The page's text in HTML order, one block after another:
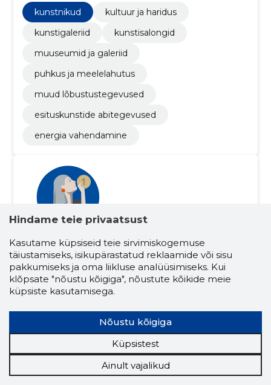
kunstnikud
kultuur ja haridus
kunstigaleriid
kunstisalongid
muuseumid ja galeriid
puhkus ja meelelahutus
muud lõbustustegevused
esituskunstide abitegevused
energia vahendamine
Kerstin Raidma
(s. 15.10.1976)
Juhatuse liige Osanik
Seotud ettevõtete skoorid
Krediidiskoor: ...
...
Aktiivseid ettevõtteid: 5
Ettevõtluskogemus (aastaid): 20
Hindame teie privaatsust
Kasutame küpsiseid teie sirvimiskogemuse
täiustamiseks, isikupärastatud reklaamide või sisu
pakkumiseks ja oma liikluse analüüsimiseks. Kui
klõpsate "nõustu kõigiga", nõustute kõikide meie
küpsiste kasutamisega.
Nõustu kõigiga
Küpsistest
Ainult vajalikud